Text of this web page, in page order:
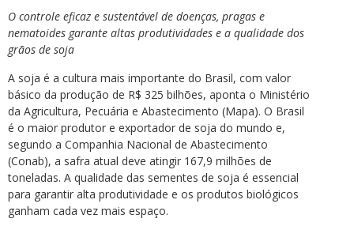
O controle eficaz e sustentável de doenças, pragas e
nematoides garante altas produtividades e a qualidade dos
grãos de soja
A soja é a cultura mais importante do Brasil, com valor
básico da produção de R$ 325 bilhões, aponta o Ministério
da Agricultura, Pecuária e Abastecimento (Mapa). O Brasil
é o maior produtor e exportador de soja do mundo e,
segundo a Companhia Nacional de Abastecimento
(Conab), a safra atual deve atingir 167,9 milhões de
toneladas. A qualidade das sementes de soja é essencial
para garantir alta produtividade e os produtos biológicos
ganham cada vez mais espaço.